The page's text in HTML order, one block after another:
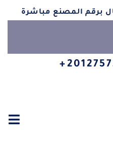
برقم المصنع مباشرة